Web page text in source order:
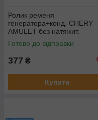
Ролик ременя
генератора+конд. CHERY
AMULET без натяжит.
(RIDER) RD.A118111220
Готово до відправки
377 ₴
Купити